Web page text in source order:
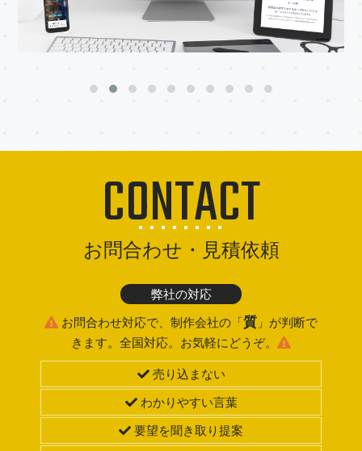
CONTACT
お問合わせ・見積依頼
弊社の対応
お問合わせ対応で、制作会社の「質」が判断で
きます。全国対応。お気軽にどうぞ。
売り込まない
わかりやすい言葉
要望を聞き取り提案